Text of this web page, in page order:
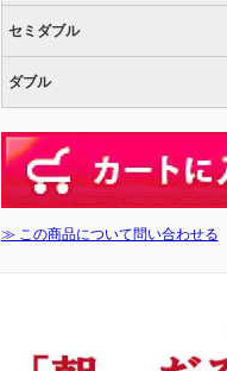
セミダブル
ダブル
≫ この商品について問い合わせる